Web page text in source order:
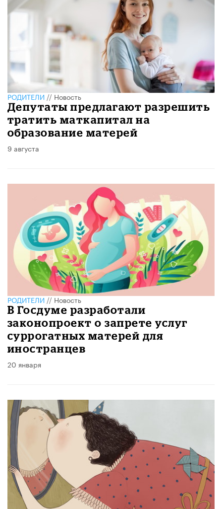
РОДИТЕЛИ//Новость
Депутаты предлагают разрешить
тратить маткапитал на
образование матерей
9 августа
РОДИТЕЛИ//Новость
В Госдуме разработали
законопроект о запрете услуг
суррогатных матерей для
иностранцев
20 января